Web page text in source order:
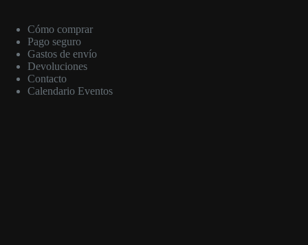
Cómo comprar
Pago seguro
Gastos de envío
Devoluciones
Contacto
Calendario Eventos